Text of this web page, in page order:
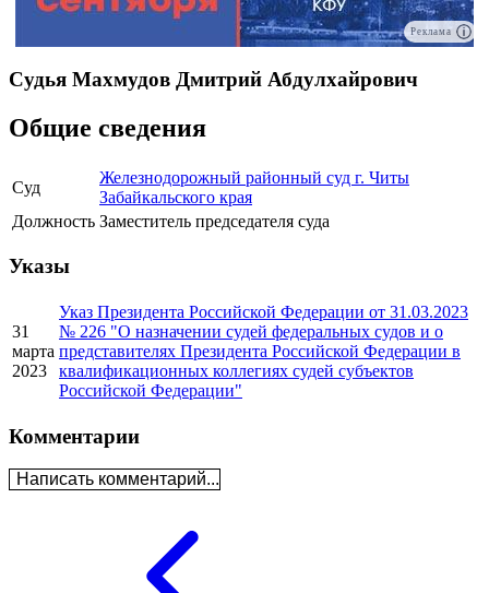
Реклама
Судья Махмудов Дмитрий Абдулхайрович
Общие сведения
Суд
Железнодорожный районный суд г. Читы
Забайкальского края
Должность Заместитель председателя суда
Указы
31
марта
2023
Указ Президента Российской Федерации от 31.03.2023
№ 226 "О назначении судей федеральных судов и о
представителях Президента Российской Федерации в
квалификационных коллегиях судей субъектов
Российской Федерации"
Комментарии
Написать комментарий...